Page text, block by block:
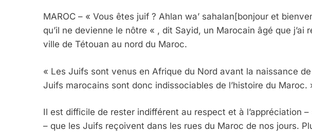
MAROC – « Vous êtes juif ? Ahlan wa’ sahalan[bonjour et
qu’il ne devienne le nôtre « , dit Sayid, un Marocain âgé que j’ai
ville de Tétouan au nord du Maroc.
« Les Juifs sont venus en Afrique du Nord avant la naissance
Juifs marocains sont donc indissociables de l’histoire du Maroc.
Il est difficile de rester indifférent au respect et à l’appréciation –
– que les Juifs reçoivent dans les rues du Maroc de nos jours.